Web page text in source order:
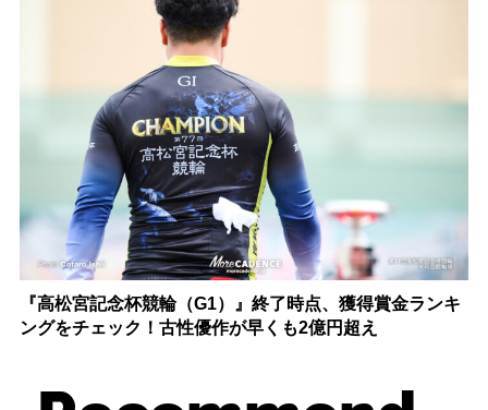
『高松宮記念杯競輪（G1）』終了時点、獲得賞金ランキ
ングをチェック！古性優作が早くも2億円超え